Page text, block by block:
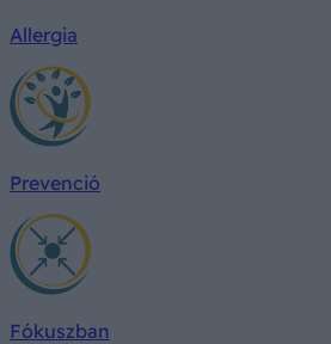
Allergia
Prevenció
Fókuszban